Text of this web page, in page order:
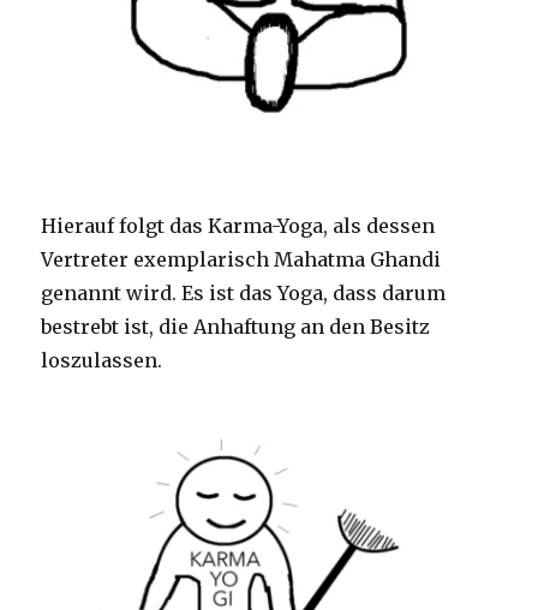
Hierauf folgt das Karma-Yoga, als dessen
Vertreter exemplarisch Mahatma Ghandi
genannt wird. Es ist das Yoga, dass darum
bestrebt ist, die Anhaftung an den Besitz
loszulassen.